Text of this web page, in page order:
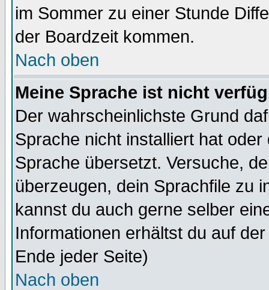
im Sommer zu einer Stunde
der Boardzeit kommen.
Nach oben
Meine Sprache ist nicht
Der wahrscheinlichste Grund
Sprache nicht installiert hat
Sprache übersetzt. Versuche,
überzeugen, dein Sprachfile zu
kannst du auch gerne selber
Informationen erhältst du auf
Ende jeder Seite)
Nach oben